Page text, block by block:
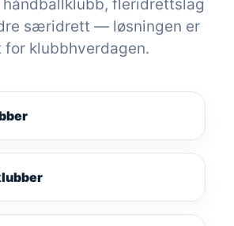
fleridrettslag
særidrett — løsningen er
for klubbhverdagen.